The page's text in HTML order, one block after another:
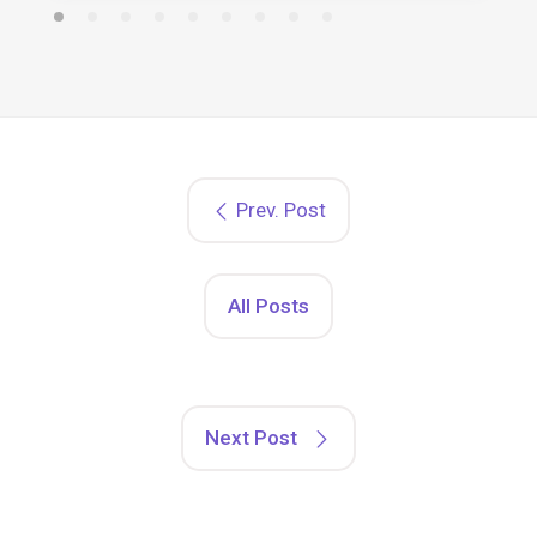
Prev. Post
All Posts
Next Post